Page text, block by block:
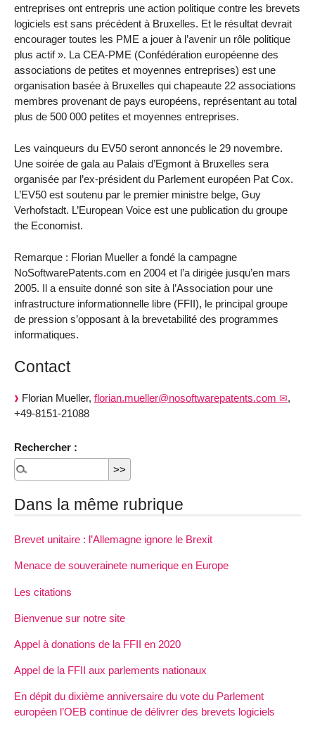
entreprises ont entrepris une action politique contre les brevets
logiciels est sans précédent à Bruxelles. Et le résultat devrait
encourager toutes les PME a jouer à l’avenir un rôle politique
plus actif ». La CEA-PME (Confédération européenne des
associations de petites et moyennes entreprises) est une
organisation basée à Bruxelles qui chapeaute 22 associations
membres provenant de pays européens, représentant au total
plus de 500 000 petites et moyennes entreprises.
Les vainqueurs du EV50 seront annoncés le 29 novembre.
Une soirée de gala au Palais d’Egmont à Bruxelles sera
organisée par l’ex-président du Parlement européen Pat Cox.
L’EV50 est soutenu par le premier ministre belge, Guy
Verhofstadt. L’European Voice est une publication du groupe
the Economist.
Remarque : Florian Mueller a fondé la campagne
NoSoftwarePatents.com en 2004 et l’a dirigée jusqu’en mars
2005. Il a ensuite donné son site à l’Association pour une
infrastructure informationnelle libre (FFII), le principal groupe
de pression s’opposant à la brevetabilité des programmes
informatiques.
Contact
Florian Mueller, florian.mueller@nosoftwarepatents.com
,
+49-8151-21088
Rechercher :
Dans la même rubrique
Brevet unitaire : l’Allemagne ignore le Brexit
Menace de souverainete numerique en Europe
Les citations
Bienvenue sur notre site
Appel à donations de la FFII en 2020
Appel de la FFII aux parlements nationaux
En dépit du dixième anniversaire du vote du Parlement
européen l’OEB continue de délivrer des brevets logiciels